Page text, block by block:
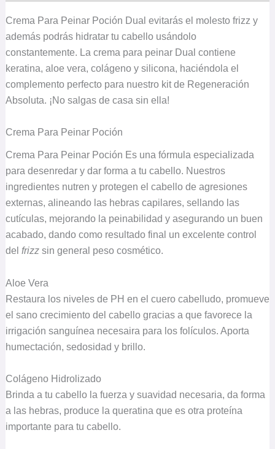
Crema Para Peinar Poción Dual evitarás el molesto frizz y
además podrás hidratar tu cabello usándolo
constantemente. La crema para peinar Dual contiene
keratina, aloe vera, colágeno y silicona, haciéndola el
complemento perfecto para nuestro kit de Regeneración
Absoluta. ¡No salgas de casa sin ella!
Crema Para Peinar Poción
Crema Para Peinar Poción Es una fórmula especializada
para desenredar y dar forma a tu cabello. Nuestros
ingredientes nutren y protegen el cabello de agresiones
externas, alineando las hebras capilares, sellando las
cutículas, mejorando la peinabilidad y asegurando un buen
acabado, dando como resultado final un excelente control
del frizz sin general peso cosmético.
Aloe Vera
Restaura los niveles de PH en el cuero cabelludo, promueve
el sano crecimiento del cabello gracias a que favorece la
irrigación sanguínea necesaira para los folículos. Aporta
humectación, sedosidad y brillo.
Colágeno Hidrolizado
Brinda a tu cabello la fuerza y suavidad necesaria, da forma
a las hebras, produce la queratina que es otra proteína
importante para tu cabello.